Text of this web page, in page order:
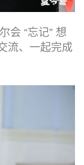
“忘记” 想
流、一起完成